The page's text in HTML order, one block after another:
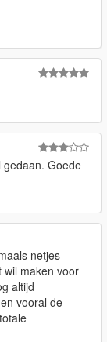
Goede
netjes
wil maken voor
altijd
vooral de